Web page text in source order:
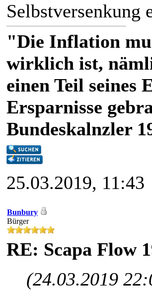
Selbstversenkung
"Die Inflation
wirklich ist,
einen Teil seines
Ersparnisse
Bundeskalnzler
25.03.2019, 11:43
Bunbury
Bürger
RE: Scapa Flow
(24.03.2019